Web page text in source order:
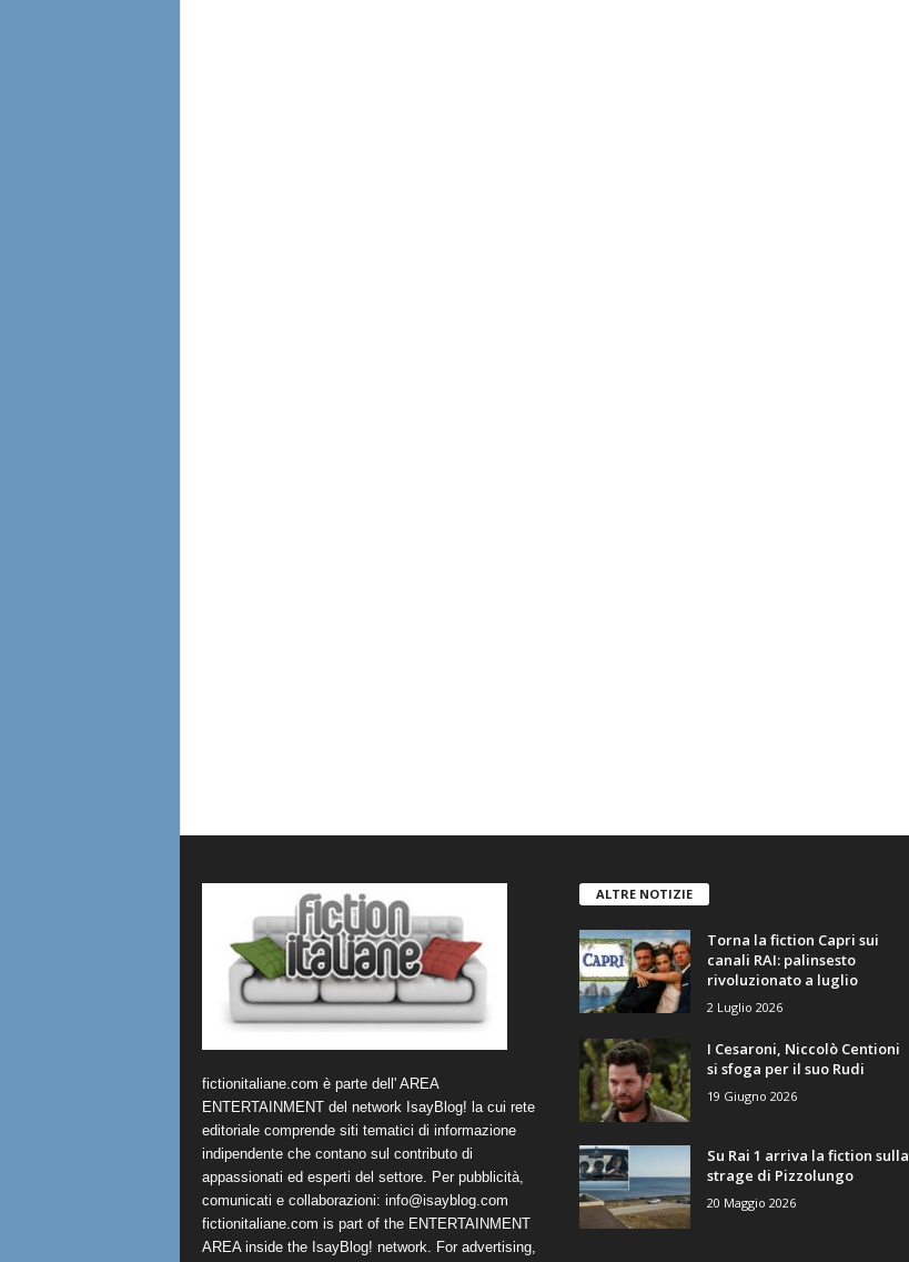
fictionitaliane.com è parte dell' AREA
ENTERTAINMENT del network IsayBlog! la cui rete
editoriale comprende siti tematici di informazione
indipendente che contano sul contributo di
appassionati ed esperti del settore. Per pubblicità,
comunicati e collaborazioni: info@isayblog.com
fictionitaliane.com is part of the ENTERTAINMENT
AREA inside the IsayBlog! network. For advertising,
ALTRE NOTIZIE
Torna la fiction Capri sui
canali RAI: palinsesto
rivoluzionato a luglio
2 Luglio 2026
I Cesaroni, Niccolò Centioni
si sfoga per il suo Rudi
19 Giugno 2026
Su Rai 1 arriva la fiction sulla
strage di Pizzolungo
20 Maggio 2026